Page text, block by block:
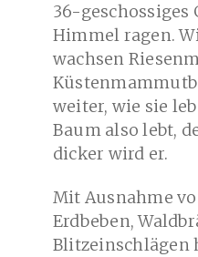
36-geschossiges
Himmel ragen.
wachsen
weiter, wie sie
Baum also lebt,
dicker wird er.
Mit Ausnahme
Erdbeben,
Blitzeinschlägen